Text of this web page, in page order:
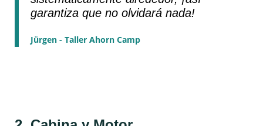
garantiza que no olvidará nada!
Jürgen - Taller Ahorn Camp